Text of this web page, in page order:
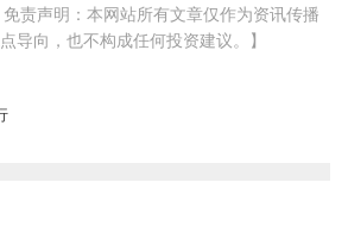
责声明：本网站所有文章仅作为资讯传播
导向，也不构成任何投资建议。】